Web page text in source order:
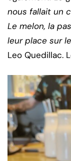
nous fallait un
Le melon, la
leur place sur
Leo Quedillac.